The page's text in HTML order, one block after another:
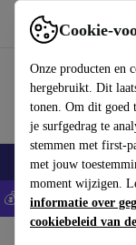
Cookie-
Onze producten en
hergebruikt. Dit
tonen. Om dit goed
je surfgedrag te
stemmen met first-
met jouw
moment wijzigen.
informatie over
cookiebeleid van
Gebruik refurbed
Smartphones Laptops
💰Bespaar 5%